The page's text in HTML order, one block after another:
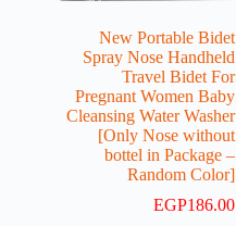
New Portable Bidet
Spray Nose Handheld
Travel Bidet For
Pregnant Women Baby
Cleansing Water Washer
[Only Nose without
bottel in Package –
Random Color]
EGP186.00